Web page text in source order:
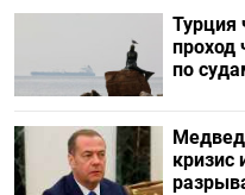
Турция
проход
по
кризис